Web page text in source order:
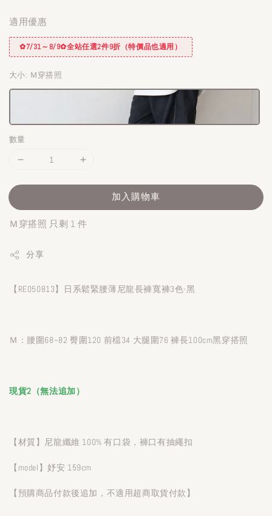
適用優惠
✿7/31～8/9✿全站任選2件9折（特價品也適用）
大小: Ｍ穿搭照
數量
加入購物車
Ｍ穿搭照 只剩 1 件
分享
【RE050813】日系鬆緊腰薄尼龍長褲寬褲3色-黑
Ｍ：腰圍68~82 臀圍120 前檔34 大腿圍76 褲長100cm黑穿搭照
現貨2（無法追加）
【材質】尼龍纖維 100% 有口袋，褲口有抽繩扣
【model】妤安 159cm
【預購商品付款後追加，不適用超商取貨付款】